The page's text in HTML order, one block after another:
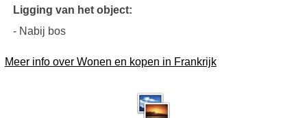
Ligging van het object:
- Nabij bos
Meer info over Wonen en kopen in Frankrijk